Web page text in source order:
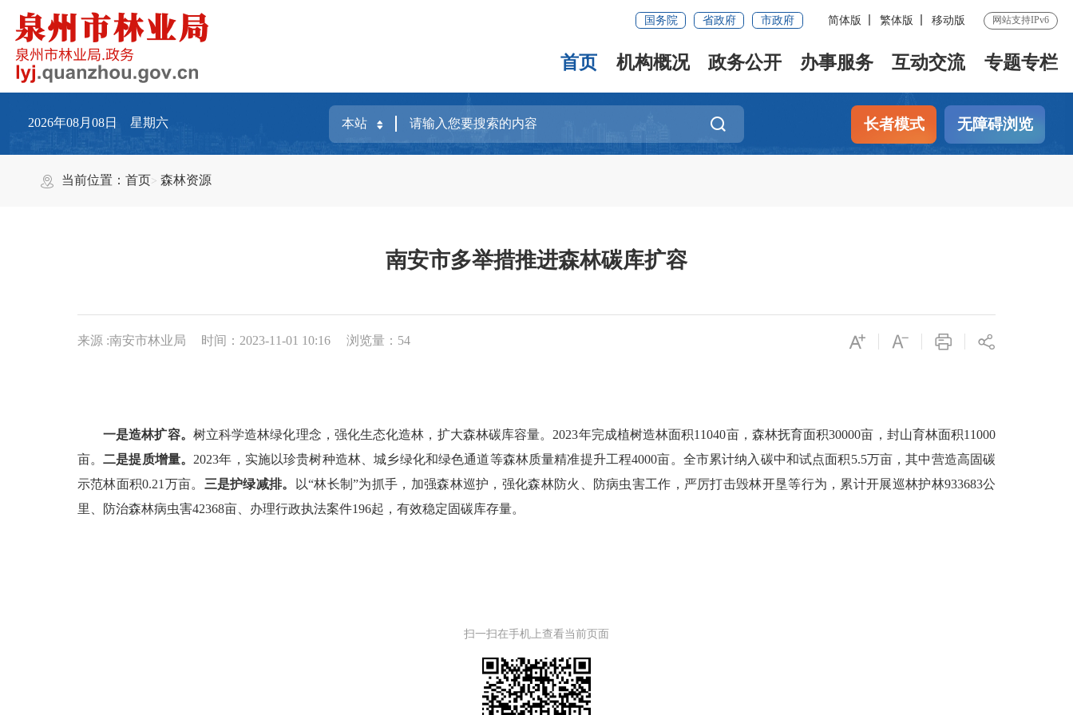
国务院 省政府 市政府 简体版 繁体版 移动版 网站支持IPv6
首页 机构概况 政务公开 办事服务 互动交流 专题专栏
2026年08月08日 星期六 长者模式 无障碍浏览
当前位置：首页 森林资源
南安市多举措推进森林碳库扩容
来源 :南安市林业局 时间：2023-11-01 10:16 浏览量： 54
一是造林扩容。 树立科学造林绿化理念，强化生态化造林，扩大森林碳库容量。 2023年完成植树造林面积11040亩，森林抚育面积30000亩，封山育林面积11000
亩。二是提质增量。 2023年，实施以珍贵树种造林、城乡绿化和绿色通道等森林质量精准提升工程4000亩。全市累计纳入碳中和试点面积5.5万亩，其中营造高固碳
示范林面积0.21 万亩。 三是护绿减排。 以“林长制”为抓手，加强森林巡护，强化森林防火、防病虫害工作，严厉打击毁林开垦等行为，累计开展巡林护林933683公
里、防治森林病虫害42368亩、办理行政执法案件196起，有效稳定固碳库存量。
扫一扫在手机上查看当前页面